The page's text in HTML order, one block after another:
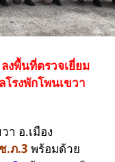
งพื้นที่ตรวจเยี่ยม
รงพักโพนเขวา
า อ.เมือง
.ภ.3 พร้อมด้วย